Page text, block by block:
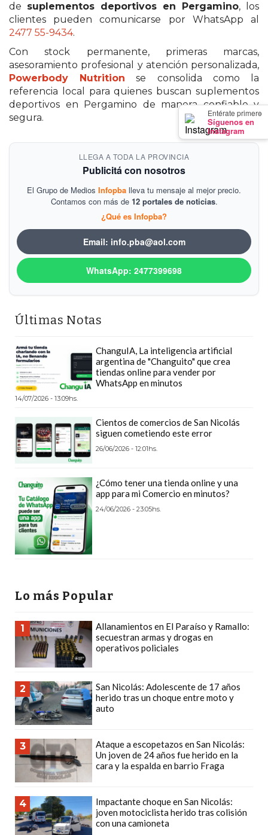
×
Entérate primero
Síguenos en
Instagram
EN
CLAVE
PERGAMINO
NOTICIAS
ROJAS
VIRTUAL
ARRECIFES
NOTICIAS
SALTO
ZÁRATE
CAMPANA
DE
NOTICIAS
DE
CAMPANA
EXALTACIÓN
LA
CRUZ
(BUENOS
AIRES)
EL
MEJOR
GIMNASIO
LOS
PRECIOS
EN
SUPLEMENTOS
DEPORTIVOS
EN
PERGAMINO
SUPLEMENTOS
EN
PERGAMINO:
LOS
MEJORES
PRECIOS
WHEY
de suplementos deportivos en Pergamino, los
clientes pueden comunicarse por WhatsApp al
2477 55-9434.
Con stock permanente, primeras marcas,
asesoramiento profesional y atención personalizada,
Powerbody Nutrition se consolida como la
referencia local para quienes buscan suplementos
deportivos en Pergamino de manera confiable y
segura.
LLEGA A TODA LA PROVINCIA
Publicitá con nosotros
El Grupo de Medios Infopba lleva tu mensaje al mejor precio.
Contamos con más de 12 portales de noticias.
¿Qué es Infopba?
Email: info.pba@aol.com
WhatsApp: 2477399698
Últimas Notas
ChanguIA, La inteligencia artificial
argentina de "Changuito" que crea
tiendas online para vender por
WhatsApp en minutos
14/07/2026 - 13:09hs.
Cientos de comercios de San Nicolás
siguen cometiendo este error
26/06/2026 - 12:01hs.
¿Cómo tener una tienda online y una
app para mi Comercio en minutos?
24/06/2026 - 23:05hs.
Lo más Popular
1
Allanamientos en El Paraíso y Ramallo:
secuestran armas y drogas en
operativos policiales
2
San Nicolás: Adolescente de 17 años
herido tras un choque entre moto y
auto
3
Ataque a escopetazos en San Nicolás:
Un joven de 24 años fue herido en la
cara y la espalda en barrio Fraga
4
Impactante choque en San Nicolás:
joven motociclista herido tras colisión
con una camioneta